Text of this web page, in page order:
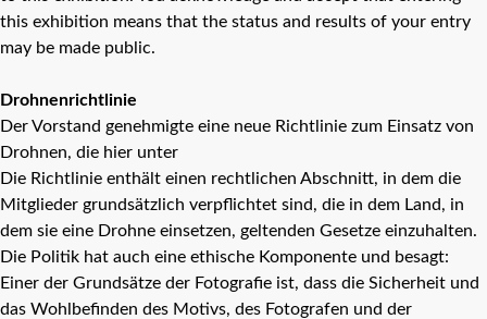
this exhibition means that the status and results of your entry
may be made public.
Drohnenrichtlinie
Der Vorstand genehmigte eine neue Richtlinie zum Einsatz von
Drohnen, die hier unter
Die Richtlinie enthält einen rechtlichen Abschnitt, in dem die
Mitglieder grundsätzlich verpflichtet sind, die in dem Land, in
dem sie eine Drohne einsetzen, geltenden Gesetze einzuhalten.
Die Politik hat auch eine ethische Komponente und besagt:
Einer der Grundsätze der Fotografie ist, dass die Sicherheit und
das Wohlbefinden des Motivs, des Fotografen und der